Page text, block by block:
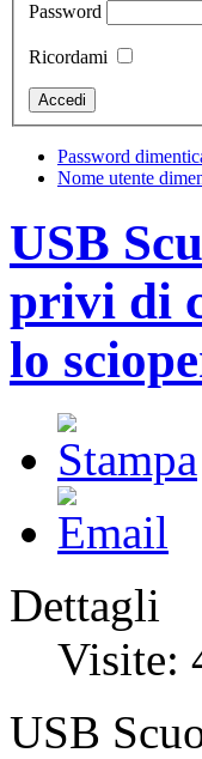
Password
Ricordami
Password
Nome utente
USB
privi di
lo
Dettagli
Visite:
USB